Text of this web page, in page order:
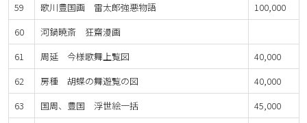
59
歌川豊国画 雷太郎強悪物語
100,000
60
河鍋暁斎 狂齋漫画
61
周延 今様歌舞上覧図
40,000
62
房種 胡蝶の舞遊覧の図
40,000
63
国周、豊国 浮世絵一括
45,000